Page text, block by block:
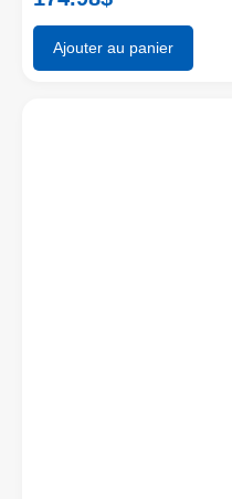
Ajouter au panier